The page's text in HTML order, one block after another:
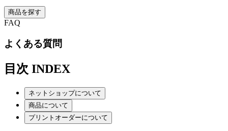
商品を探す
FAQ
よくある質問
目次 INDEX
ネットショップについて
商品について
プリントオーダーについて